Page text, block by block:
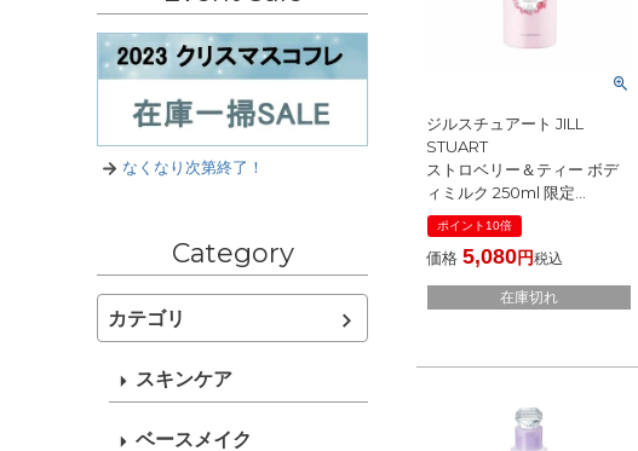
なくなり次第終了！
Category
カテゴリ
スキンケア
ベースメイク
ジルスチュアート JILL
STUART
ストロベリー＆ティー ボデ
ィミルク 250ml 限定
[ ボディローション ]☆新入
荷02 2026春
ポイント10倍
価格 5,080 税込
在庫切れ